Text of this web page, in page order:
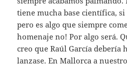
tiene mucha base científica, si
pero es algo que siempre
homenaje no! Por algo será.
creo que Raúl García debería
lanzase. En Mallorca a